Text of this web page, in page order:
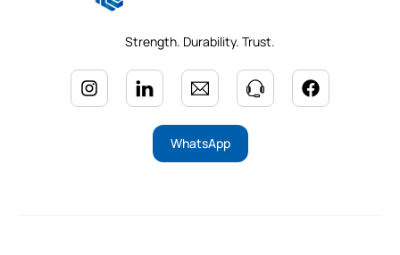
Strength. Durability. Trust.
WhatsApp